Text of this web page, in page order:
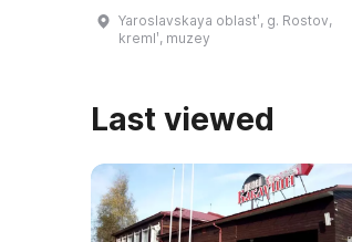
представление о былой красоте
и блеске Ростовского кремля. В
Yaroslavskaya oblastʹ, g. Rostov,
kremlʹ, muzey
Last viewed